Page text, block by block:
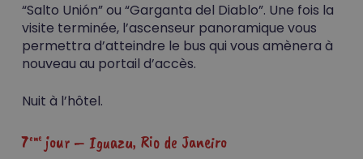
“Salto Unión” ou “Garganta del Diablo”. Une fois la
visite terminée, l’ascenseur panoramique vous
permettra d’atteindre le bus qui vous amènera à
nouveau au portail d’accès.
Nuit à l’hôtel.
7emejour – Iguazu, Rio de Janeiro